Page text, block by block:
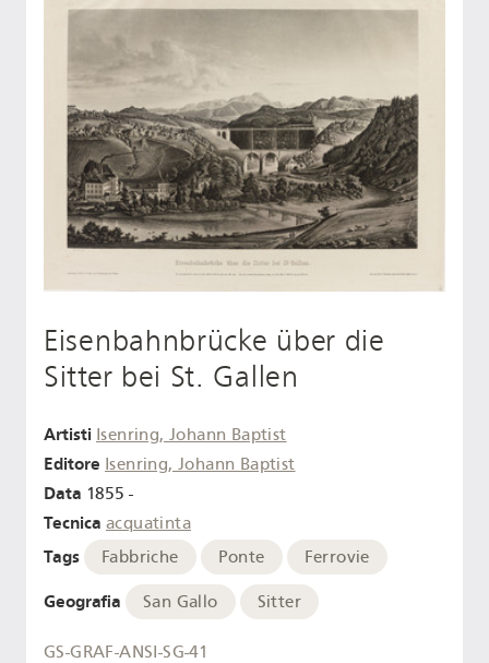
Eisenbahnbrücke über die
Sitter bei St. Gallen
Artisti Isenring, Johann Baptist
Editore Isenring, Johann Baptist
Data 1855 -
Tecnica acquatinta
Tags Fabbriche Ponte Ferrovie
Geografia San Gallo Sitter
GS-GRAF-ANSI-SG-41